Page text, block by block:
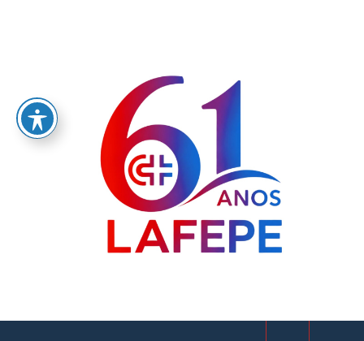
LABORATÓRIO FARMACÊUTICO DO ESTADO DE PERNAMBUCO
GOVERNADOR MIGUEL ARRAES - LAFEPE AVISO DE COTAÇÃO Nº0048/2021